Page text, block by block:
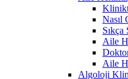
Nasıl
Aile
Aile
Algoloji